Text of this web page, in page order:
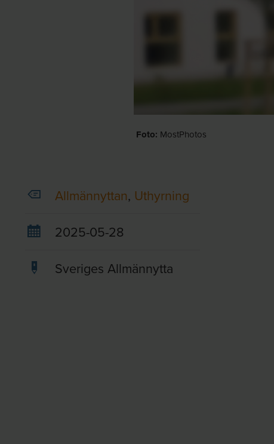
Foto: MostPhotos
Allmännyttan, Uthyrning
2025-05-28
Sveriges Allmännytta